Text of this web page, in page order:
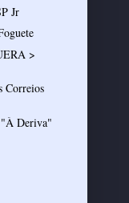
Jr
>
Correios
"À Deriva"